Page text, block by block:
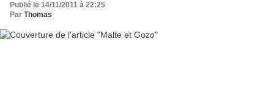
Publié le 14/11/2011 à 22:25
Par Thomas